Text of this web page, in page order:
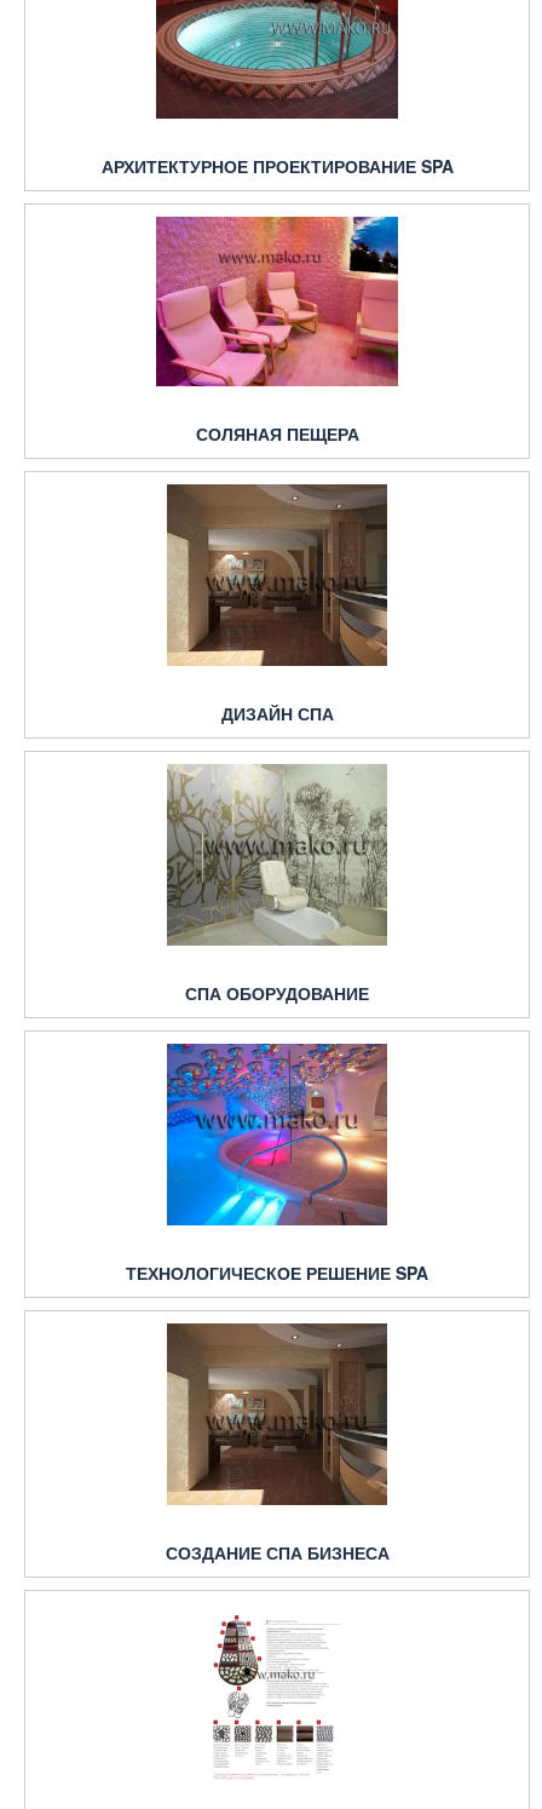
АРХИТЕКТУРНОЕ ПРОЕКТИРОВАНИЕ SPA
СОЛЯНАЯ ПЕЩЕРА
ДИЗАЙН СПА
СПА ОБОРУДОВАНИЕ
ТЕХНОЛОГИЧЕСКОЕ РЕШЕНИЕ SPA
СОЗДАНИЕ СПА БИЗНЕСА